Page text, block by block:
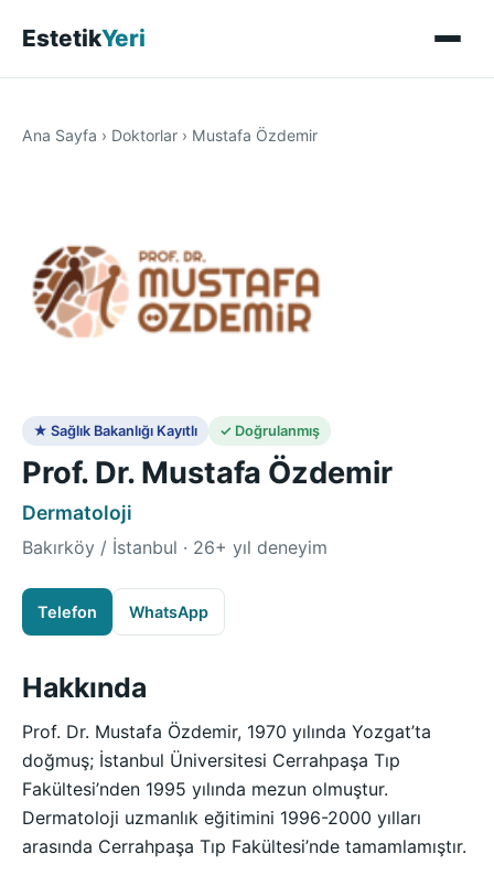
EstetikYeri
Ana Sayfa › Doktorlar › Mustafa Özdemir
★ Sağlık Bakanlığı Kayıtlı ✓ Doğrulanmış
Prof. Dr. Mustafa Özdemir
Dermatoloji
Bakırköy / İstanbul · 26+ yıl deneyim
Telefon WhatsApp
Hakkında
Prof. Dr. Mustafa Özdemir, 1970 yılında Yozgat’ta
doğmuş; İstanbul Üniversitesi Cerrahpaşa Tıp
Fakültesi’nden 1995 yılında mezun olmuştur.
Dermatoloji uzmanlık eğitimini 1996-2000 yılları
arasında Cerrahpaşa Tıp Fakültesi’nde tamamlamıştır.